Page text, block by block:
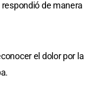
de manera
el dolor por la